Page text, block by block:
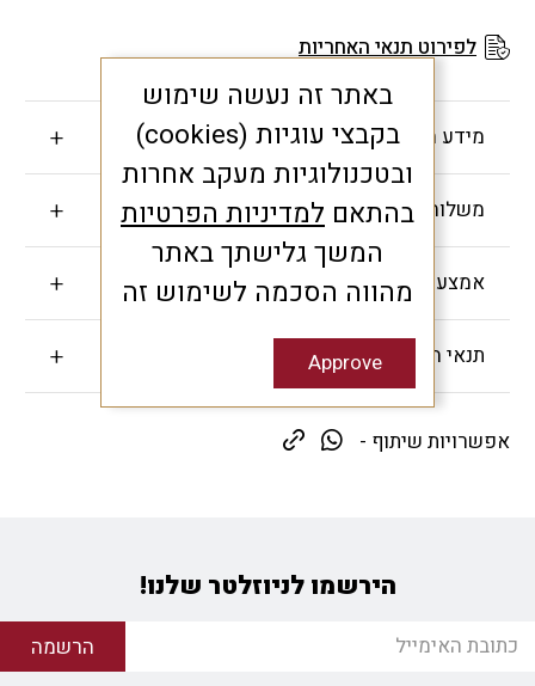
לפירוט תנאי האחריות
מידע חשוב
משלוחים והחזרות
אמצעי תשלום
תנאי האחריות
אפשרויות שיתוף -
הירשמו לניוזלטר שלנו!
הרשמה
באתר זה נעשה שימוש
בקבצי עוגיות (cookies)
ובטכנולוגיות מעקב אחרות
בהתאם למדיניות הפרטיות
המשך גלישתך באתר
מהווה הסכמה לשימוש זה
Approve